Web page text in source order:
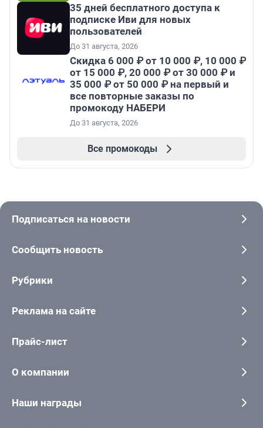
35 дней бесплатного доступа к
подписке Иви для новых
пользователей
До 31 августа, 2026
Скидка 6 000 ₽ от 10 000 ₽, 10 000 ₽
от 15 000 ₽, 20 000 ₽ от 30 000 ₽ и
35 000 ₽ от 50 000 ₽ на первый и
все повторные заказы по
промокоду НАБЕРИ
До 31 августа, 2026
Все промокоды
Подписаться на новости
Сообщить новость
Рубрики
Реклама на сайте
Прайс-лист
О компании
Наши награды